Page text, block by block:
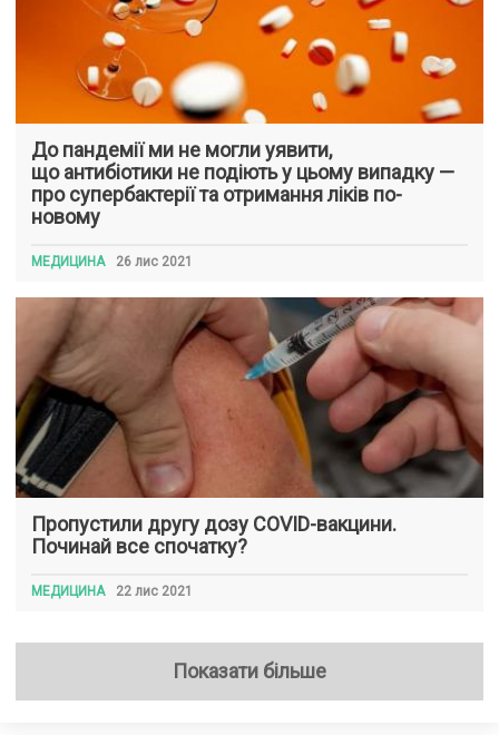
До пандемії ми не могли уявити,
що антибіотики не подіють у цьому випадку —
про супербактерії та отримання ліків по-
новому
МЕДИЦИНА 26 лис 2021
Пропустили другу дозу COVID-вакцини.
Починай все спочатку?
МЕДИЦИНА 22 лис 2021
Показати більше